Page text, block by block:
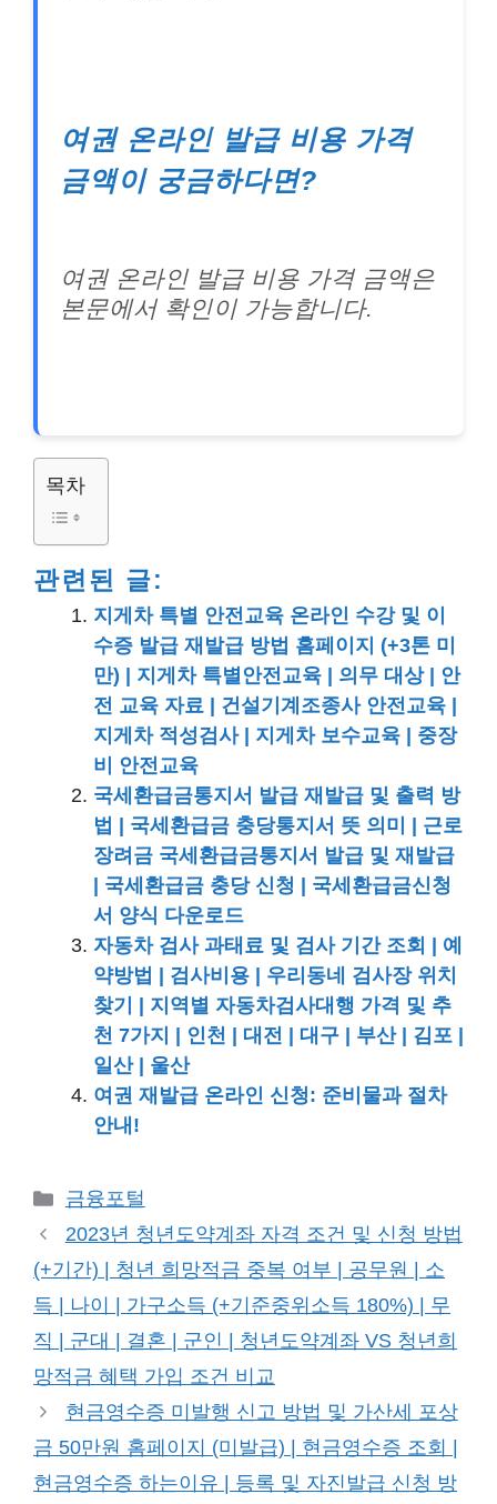
여권 온라인 발급 비용 가격
금액이 궁금하다면?
여권 온라인 발급 비용 가격 금액은
본문에서 확인이 가능합니다.
목차
관련된 글:
지게차 특별 안전교육 온라인 수강 및 이
수증 발급 재발급 방법 홈페이지 (+3톤 미
만) | 지게차 특별안전교육 | 의무 대상 | 안
전 교육 자료 | 건설기계조종사 안전교육 |
지게차 적성검사 | 지게차 보수교육 | 중장
비 안전교육
국세환급금통지서 발급 재발급 및 출력 방
법 | 국세환급금 충당통지서 뜻 의미 | 근로
장려금 국세환급금통지서 발급 및 재발급
| 국세환급금 충당 신청 | 국세환급금신청
서 양식 다운로드
자동차 검사 과태료 및 검사 기간 조회 | 예
약방법 | 검사비용 | 우리동네 검사장 위치
찾기 | 지역별 자동차검사대행 가격 및 추
천 7가지 | 인천 | 대전 | 대구 | 부산 | 김포 |
일산 | 울산
여권 재발급 온라인 신청: 준비물과 절차
안내!
카
테
리
금융포털
2023년 청년도약계좌 자격 조건 및 신청 방법
(+기간) | 청년 희망적금 중복 여부 | 공무원 | 소
득 | 나이 | 가구소득 (+기준중위소득 180%) | 무
직 | 군대 | 결혼 | 군인 | 청년도약계좌 VS 청년희
망적금 혜택 가입 조건 비교
현금영수증 미발행 신고 방법 및 가산세 포상
금 50만원 홈페이지 (미발급) | 현금영수증 조회 |
현금영수증 하는이유 | 등록 및 자진발급 신청 방